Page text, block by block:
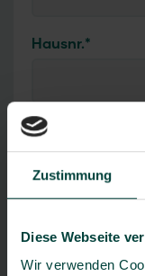
Zustimmung
Diese Webseite
Wir verwenden
Hausnr.*
PLZ